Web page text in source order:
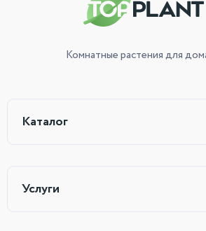
Комнатные растениядля
Каталог
Услуги